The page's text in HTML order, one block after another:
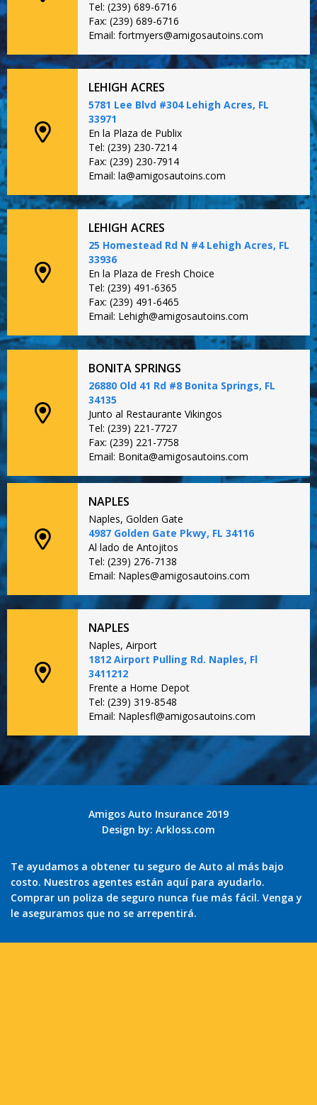
Tel: (239) 689-6716
Fax: (239) 689-6716
Email: fortmyers@amigosautoins.com
LEHIGH ACRES
5781 Lee Blvd #304 Lehigh Acres, FL
33971
En la Plaza de Publix
Tel: (239) 230-7214
Fax: (239) 230-7914
Email: la@amigosautoins.com
LEHIGH ACRES
25 Homestead Rd N #4 Lehigh Acres, FL
33936
En la Plaza de Fresh Choice
Tel: (239) 491-6365
Fax: (239) 491-6465
Email: Lehigh@amigosautoins.com
BONITA SPRINGS
26880 Old 41 Rd #8 Bonita Springs, FL
34135
Junto al Restaurante Vikingos
Tel: (239) 221-7727
Fax: (239) 221-7758
Email: Bonita@amigosautoins.com
NAPLES
Naples, Golden Gate
4987 Golden Gate Pkwy, FL 34116
Al lado de Antojitos
Tel: (239) 276-7138
Email: Naples@amigosautoins.com
NAPLES
Naples, Airport
1812 Airport Pulling Rd. Naples, Fl
3411212
Frente a Home Depot
Tel: (239) 319-8548
Email: Naplesfl@amigosautoins.com
Amigos Auto Insurance 2019
Design by: Arkloss.com
Te ayudamos a obtener tu seguro de Auto al más bajo
costo. Nuestros agentes están aquí para ayudarlo.
Comprar un poliza de seguro nunca fue más fácil. Venga y
le aseguramos que no se arrepentirá.